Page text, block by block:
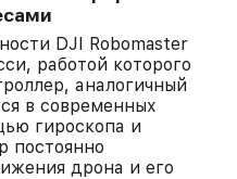
DJI Robomaster
работой которого
аналогичный
в современных
гироскопа и
постоянно
дрона и его